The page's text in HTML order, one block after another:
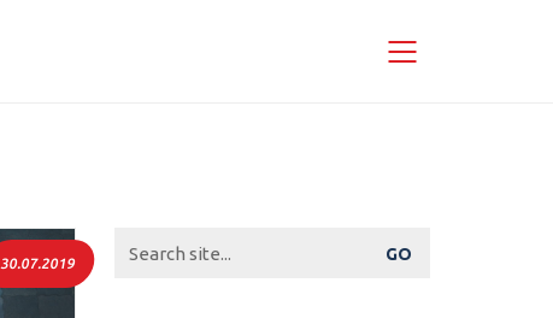
30.07.2019
for: